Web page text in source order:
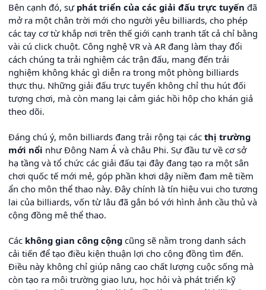
Bên cạnh đó, sự phát triển của các giải đấu trực tuyến đã
mở ra một chân trời mới cho người yêu billiards, cho phép
các tay cơ từ khắp nơi trên thế giới cạnh tranh tất cả chỉ bằng
vài cú click chuột. Công nghệ VR và AR đang làm thay đổi
cách chúng ta trải nghiệm các trận đấu, mang đến trải
nghiệm không khác gì diễn ra trong một phòng billiards
thực thụ. Những giải đấu trực tuyến không chỉ thu hút đối
tượng chơi, mà còn mang lại cảm giác hồi hộp cho khán giả
theo dõi.
Đáng chú ý, môn billiards đang trải rộng tại các thị trường
mới nổi như Đông Nam Á và châu Phi. Sự đầu tư về cơ sở
hạ tầng và tổ chức các giải đấu tại đây đang tạo ra một sân
chơi quốc tế mới mẻ, góp phần khơi dậy niềm đam mê tiềm
ẩn cho môn thể thao này. Đây chính là tín hiệu vui cho tương
lai của billiards, vốn từ lâu đã gắn bó với hình ảnh cầu thủ và
cộng đồng mê thể thao.
Các không gian công cộng cũng sẽ nằm trong danh sách
cải tiến để tạo điều kiện thuận lợi cho cộng đồng tìm đến.
Điều này không chỉ giúp nâng cao chất lượng cuộc sống mà
còn tạo ra môi trường giao lưu, học hỏi và phát triển kỹ